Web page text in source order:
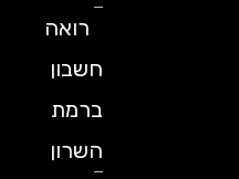
רואה
חשבון
ברמת
השרון